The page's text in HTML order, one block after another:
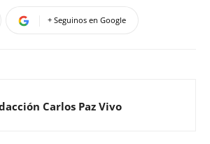
+ Seguinos en Google
Carlos Paz Vivo